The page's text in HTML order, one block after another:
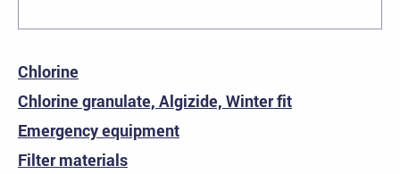
Chlorine
Chlorine granulate, Algizide, Winter fit
Emergency equipment
Filter materials